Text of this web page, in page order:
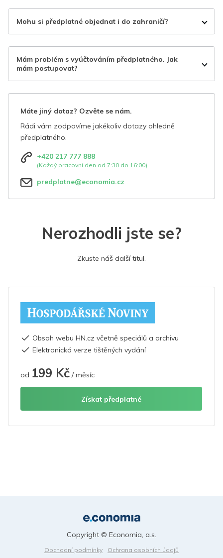
Mohu si předplatné objednat i do zahraničí?
Mám problém s vyúčtováním předplatného. Jak
mám postupovat?
Máte jiný dotaz? Ozvěte se nám.
Rádi vám zodpovíme jakékoliv dotazy ohledně
předplatného.
+420 217 777 888
(Každý pracovní den od 7:30 do 16:00)
predplatne@economia.cz
Nerozhodli jste se?
Zkuste náš další titul.
Obsah webu HN.cz včetně speciálů a archivu
Elektronická verze tištěných vydání
od 199 Kč / měsíc
Získat předplatné
Obchodní podmínky
Ochrana osobních údajů
Copyright © Economia, a.s.